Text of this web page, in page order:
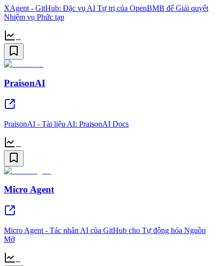
XAgent - GitHub: Đặc vụ AI Tự trị của OpenBMB để Giải quyết
Nhiệm vụ Phức tạp
--
PraisonAI
PraisonAI - Tài liệu AI: PraisonAI Docs
--
Micro Agent
Micro Agent - Tác nhân AI của GitHub cho Tự động hóa Nguồn
Mở
--